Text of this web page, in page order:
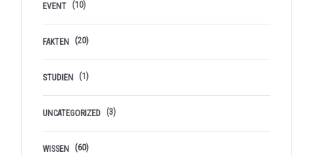
EVENT (10)
FAKTEN (20)
STUDIEN (1)
UNCATEGORIZED (3)
WISSEN (60)